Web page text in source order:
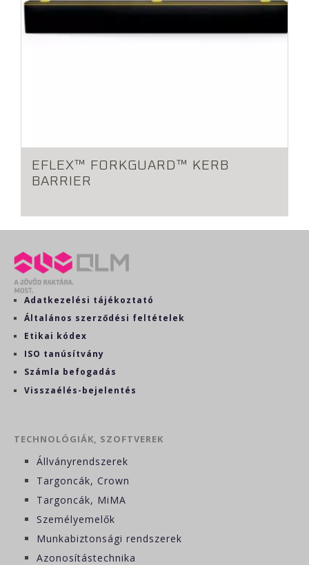
EFLEX™ FORKGUARD™ KERB
BARRIER
Adatkezelési tájékoztató
Általános szerződési feltételek
Etikai kódex
ISO tanúsítvány
Számla befogadás
Visszaélés-bejelentés
TECHNOLÓGIÁK, SZOFTVEREK
Állványrendszerek
Targoncák, Crown
Targoncák, MiMA
Személyemelők
Munkabiztonsági rendszerek
Azonosítástechnika